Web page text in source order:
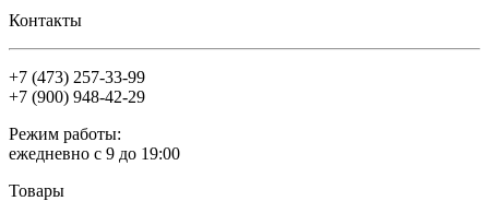
Контакты
+7 (473) 257-33-99
+7 (900) 948-42-29
Режим работы:
ежедневно с 9 до 19:00
Товары